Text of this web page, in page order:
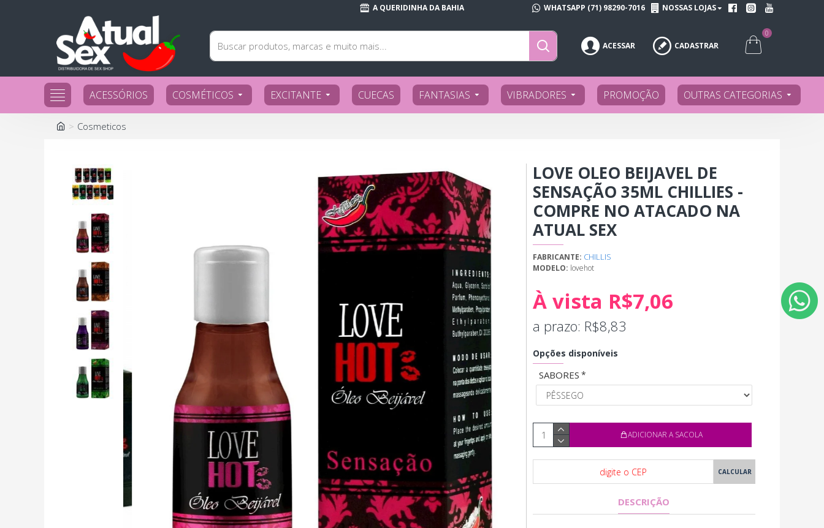
A QUERIDINHA DA BAHIA WHATSAPP (71) 98290-7016 NOSSAS LOJAS
ACESSAR CADASTRAR
0
ACESSÓRIOS COSMÉTICOS EXCITANTE CUECAS FANTASIAS VIBRADORES PROMOÇÃO OUTRAS CATEGORIAS
Cosmeticos
LOVE OLEO BEIJAVEL DE
SENSAÇÃO 35ML CHILLIES -
COMPRE NO ATACADO NA
ATUAL SEX
À vista R$7,06
a prazo: R$8,83
FABRICANTE: CHILLIS
MODELO: lovehot
Opções disponíveis
SABORES
ADICIONAR A SACOLA
DESCRIÇÃO